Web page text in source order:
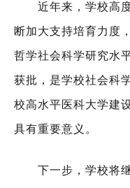
近年来，学校高
断加大支持培育力度
哲学社会科学研究水
获批，是学校社会科
校高水平医科大学建
具有重要意义。
下一步，学校将